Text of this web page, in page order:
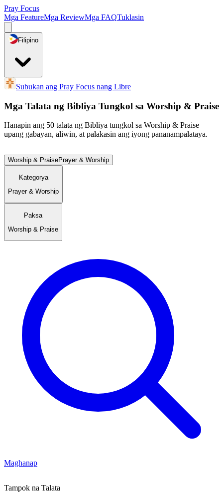
Pray Focus
Mga FeatureMga ReviewMga FAQTuklasin
Filipino
Subukan ang Pray Focus nang Libre
Mga Talata ng Bibliya Tungkol sa Worship & Praise
Hanapin ang 50 talata ng Bibliya tungkol sa Worship & Praise
upang gabayan, aliwin, at palakasin ang iyong pananampalataya.
Worship & PraisePrayer & Worship
Kategorya
Prayer & Worship
Paksa
Worship & Praise
Maghanap
Tampok na Talata